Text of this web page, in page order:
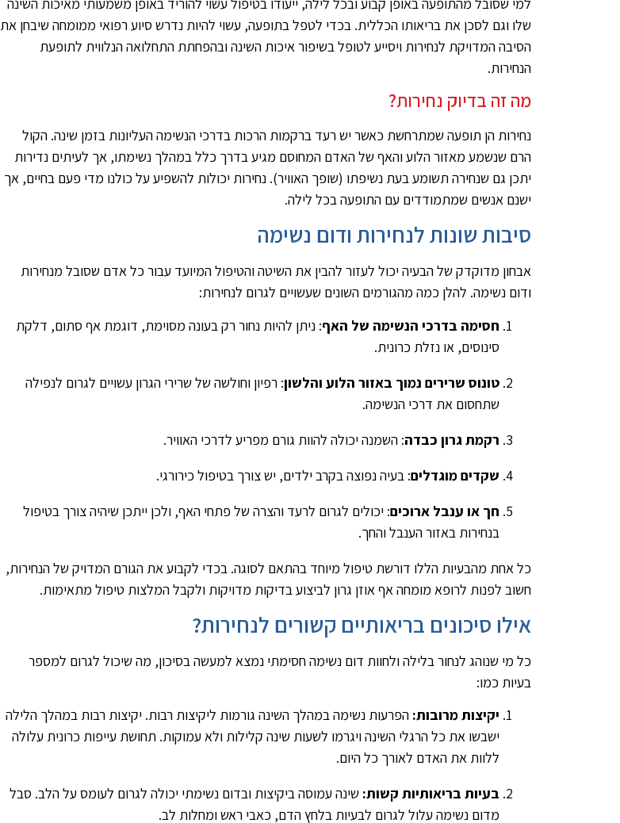
למי שסובל מהתופעה באופן קבוע ובכל לילה, ייעודו בטיפול עשוי להוריד באופן משמעותי מאיכות השינה
שלו וגם לסכן את בריאותו הכללית. בכדי לטפל בתופעה, עשוי להיות נדרש סיוע רפואי ממומחה שיבחן את
הסיבה המדויקת לנחירות ויסייע לטופל בשיפור איכות השינה ובהפחתת התחלואה הנלווית לתופעת
הנחירות.
מה זה בדיוק נחירות?
נחירות הן תופעה שמתרחשת כאשר יש רעד ברקמות הרכות בדרכי הנשימה העליונות בזמן שינה. הקול
הרם שנשמע מאזור הלוע והאף של האדם המחוסם מגיע בדרך כלל במהלך נשימתו, אך לעיתים נדירות
יתכן גם שנחירה תשומע בעת נשיפתו (שופך האוויר). נחירות יכולות להשפיע על כולנו מדי פעם בחיים, אך
ישנם אנשים שמתמודדים עם התופעה בכל לילה.
סיבות שונות לנחירות ודום נשימה
אבחון מדוקדק של הבעיה יכול לעזור להבין את השיטה והטיפול המיועד עבור כל אדם שסובל מנחירות
ודום נשימה. להלן כמה מהגורמים השונים שעשויים לגרום לנחירות:
חסימה בדרכי הנשימה של האף: ניתן להיות נחור רק בעונה מסוימת, דוגמת אף סתום, דלקת
סינוסים, או נזלת כרונית.
טונוס שרירים נמוך באזור הלוע והלשון: רפיון וחולשה של שרירי הגרון עשויים לגרום לנפילה
שתחסום את דרכי הנשימה.
רקמת גרון כבדה: השמנה יכולה להוות גורם מפריע לדרכי האוויר.
שקדים מוגדלים: בעיה נפוצה בקרב ילדים, יש צורך בטיפול כירורגי.
חך או ענבל ארוכים: יכולים לגרום לרעד והצרה של פתחי האף, ולכן ייתכן שיהיה צורך בטיפול
בנחירות באזור הענבל והחך.
כל אחת מהבעיות הללו דורשת טיפול מיוחד בהתאם לסוגה. בכדי לקבוע את הגורם המדויק של הנחירות,
חשוב לפנות לרופא מומחה אף אוזן גרון לביצוע בדיקות מדויקות ולקבל המלצות טיפול מתאימות.
אילו סיכונים בריאותיים קשורים לנחירות?
כל מי שנוהג לנחור בלילה ולחוות דום נשימה חסימתי נמצא למעשה בסיכון, מה שיכול לגרום למספר
בעיות כמו:
יקיצות מרובות: הפרעות נשימה במהלך השינה גורמות ליקיצות רבות. יקיצות רבות במהלך הלילה
ישבשו את כל הרגלי השינה ויגרמו לשעות שינה קלילות ולא עמוקות. תחושת עייפות כרונית עלולה
ללוות את האדם לאורך כל היום.
בעיות בריאותיות קשות: שינה עמוסה ביקיצות ובדום נשימתי יכולה לגרום לעומס על הלב. סבל
מדום נשימה עלול לגרום לבעיות בלחץ הדם, כאבי ראש ומחלות לב.